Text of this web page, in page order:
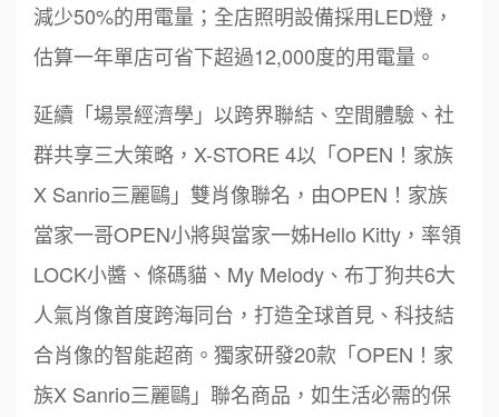
減少50%的用電量；全店照明設備採用LED燈，
估算一年單店可省下超過12,000度的用電量。
延續「場景經濟學」以跨界聯結、空間體驗、社
群共享三大策略，X-STORE 4以「OPEN！家族
X Sanrio三麗鷗」雙肖像聯名，由OPEN！家族
當家一哥OPEN小將與當家一姊Hello Kitty，率領
LOCK小醬、條碼貓、My Melody、布丁狗共6大
人氣肖像首度跨海同台，打造全球首見、科技結
合肖像的智能超商。獨家研發20款「OPEN！家
族X Sanrio三麗鷗」聯名商品，如生活必需的保